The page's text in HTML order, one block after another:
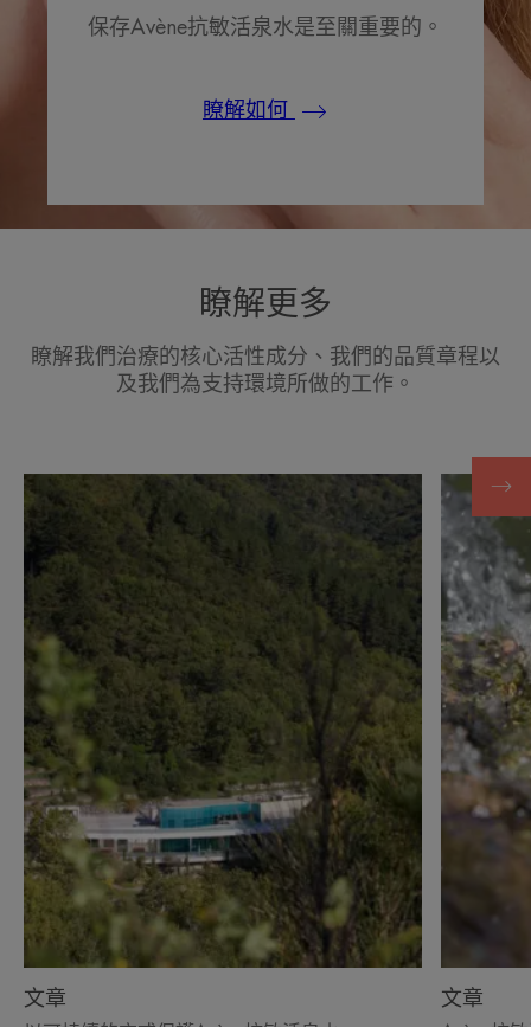
保存Avène抗敏活泉水是至關重要的。
瞭解如何
瞭解更多
瞭解我們治療的核心活性成分、我們的品質章程以
及我們為支持環境所做的工作。
探
章
文章
探
索
文
章
文章